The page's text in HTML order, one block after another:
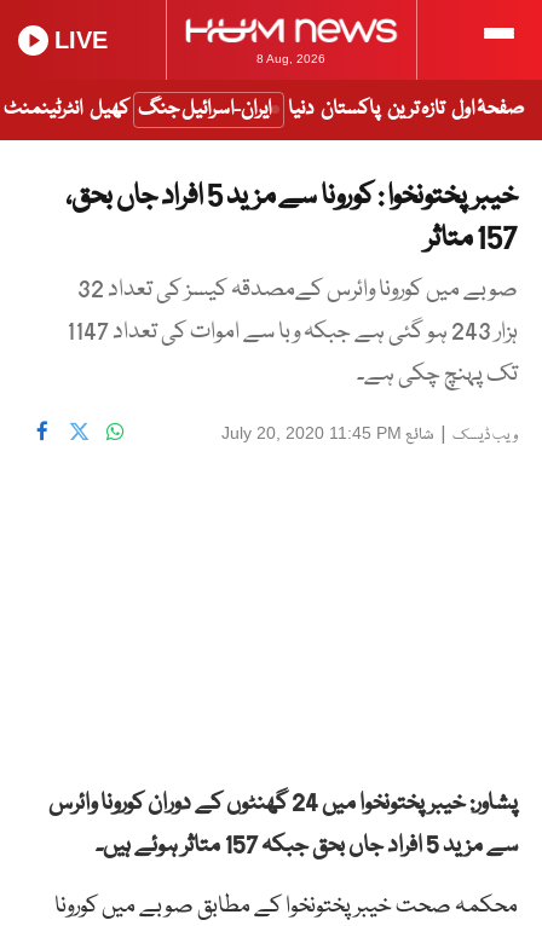
8 Aug, 2026
LIVE
صفحۂ اول تازہ ترین پاکستان دنیا ایران-اسرائیل جنگ کھیل انٹرٹینمنٹ
خیبرپختونخوا : کورونا سے مزید 5 افراد جاں بحق،
157 متاثر
صوبے میں کورونا وائرس کےمصدقہ کیسز کی تعداد 32
ہزار 243 ہو گئی ہے جبکہ وبا سے اموات کی تعداد 1147
تک پہنچ چکی ہے۔
ویب ڈیسک | شائع July 20, 2020 11:45 PM
پشاور: خیبرپختونخوا میں 24 گھنٹوں کے دوران کورونا وائرس
سے مزید 5 افراد جاں بحق جبکہ 157 متاثر ہوئے ہیں۔
محکمہ صحت خیبرپختونخوا کے مطابق صوبے میں کورونا